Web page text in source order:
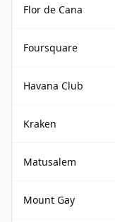
Flor de Cana
Foursquare
Havana Club
Kraken
Matusalem
Mount Gay